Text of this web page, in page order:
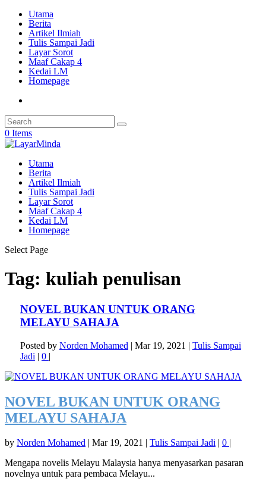
Utama
Berita
Artikel Ilmiah
Tulis Sampai Jadi
Layar Sorot
Maaf Cakap 4
Kedai LM
Homepage
0 Items
Utama
Berita
Artikel Ilmiah
Tulis Sampai Jadi
Layar Sorot
Maaf Cakap 4
Kedai LM
Homepage
Select Page
Tag: kuliah penulisan
NOVEL BUKAN UNTUK ORANG
MELAYU SAHAJA
Posted by Norden Mohamed | Mar 19, 2021 | Tulis Sampai
Jadi | 0 |
NOVEL BUKAN UNTUK ORANG
MELAYU SAHAJA
by Norden Mohamed | Mar 19, 2021 | Tulis Sampai Jadi | 0 |
Mengapa novelis Melayu Malaysia hanya menyasarkan pasaran
novelnya untuk para pembaca Melayu...